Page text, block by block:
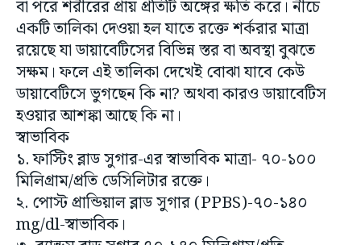
রয়েছে যা ডায়াবেটিসের বিভিন্ন স্তর বা অবস্থা বুঝতে
সক্ষম। ফলে এই তালিকা দেখেই বোঝা যাবে কেউ
ডায়াবেটিসে ভুগছেন কি না? অথবা কারও ডায়াবেটিস
হওয়ার আশঙ্কা আছে কি না।
স্বাভাবিক
১. ফাস্টিং ব্লাড সুগার-এর স্বাভাবিক মাত্রা- ৭০-১০০
মিলিগ্রাম/প্রতি ডেসিলিটার রক্তে।
২. পোস্ট প্রান্ডিয়াল ব্লাড সুগার (PPBS)-৭০-১৪০
mg/dl-স্বাভাবিক।
৩. র‌্যান্ডম ব্লাড সুগার ৭০-১৪০ মিলিগ্রাম/প্রতি
ডেসিলিটার রক্ত।